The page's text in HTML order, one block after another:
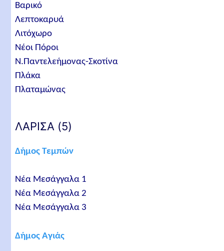
Βαρικό
Λεπτοκαρυά
Λιτόχωρο
Νέοι Πόροι
Ν.Παντελεήμονας-Σκοτίνα
Πλάκα
Πλαταμώνας
ΛΑΡΙΣΑ (5)
Δήμος Τεμπών
Νέα Μεσάγγαλα 1
Νέα Μεσάγγαλα 2
Νέα Μεσάγγαλα 3
Δήμος Αγιάς